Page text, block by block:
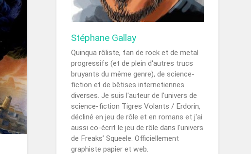
Stéphane Gallay
Quinqua rôliste, fan de rock et de metal
progressifs (et de plein d'autres trucs
bruyants du même genre), de science-
fiction et de bêtises internetiennes
diverses. Je suis l'auteur de l'univers de
science-fiction Tigres Volants / Erdorin,
décliné en jeu de rôle et en romans et j'ai
aussi co-écrit le jeu de rôle dans l'univers
de Freaks’ Squeele. Officiellement
graphiste papier et web.